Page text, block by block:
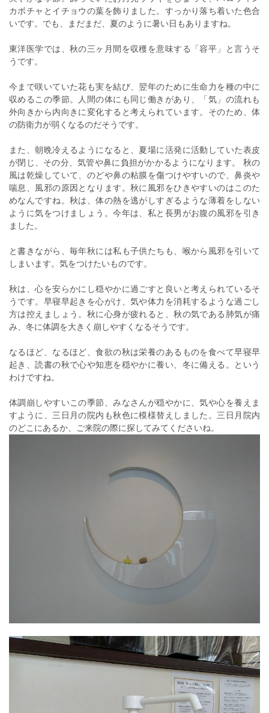
カボチャとイチョウの葉を飾りました。すっかり落ち着いた色合
いです。でも、まだまだ、夏のように暑い日もありますね。
東洋医学では、秋の三ヶ月間を収穫を意味する「容平」と言うそ
うです。
今まで咲いていた花も実を結び、翌年のために生命力を種の中に
収めるこの季節。人間の体にも同じ働きがあり、「気」の流れも
外向きから内向きに変化すると考えられています。そのため、体
の防衛力が弱くなるのだそうです。
また、朝晩冷えるようになると、夏場に活発に活動していた表皮
が閉じ、その分、気管や鼻に負担がかかるようになります。 秋の
風は乾燥していて、のどや鼻の粘膜を傷つけやすいので、鼻炎や
喘息、風邪の原因となります。秋に風邪をひきやすいのはこのた
めなんですね。秋は、体の熱を逃がしすぎるような薄着をしない
ように気をつけましょう。今年は、私と長男がお腹の風邪を引き
ました。
と書きながら、毎年秋には私も子供たちも、喉から風邪を引いて
しまいます。気をつけたいものです。
秋は、心を安らかにし穏やかに過ごすと良いと考えられているそ
うです。早寝早起きを心がけ、気や体力を消耗するような過ごし
方は控えましょう。秋に心身が疲れると、秋の気である肺気が痛
み、冬に体調を大きく崩しやすくなるそうです。
なるほど、なるほど、食欲の秋は栄養のあるものを食べて早寝早
起き、読書の秋で心や知恵を穏やかに養い、冬に備える。という
わけですね。
体調崩しやすいこの季節、みなさんが穏やかに、気や心を養えま
すように、三日月の院内も秋色に模様替えしました。三日月院内
のどこにあるか、ご来院の際に探してみてくださいね。